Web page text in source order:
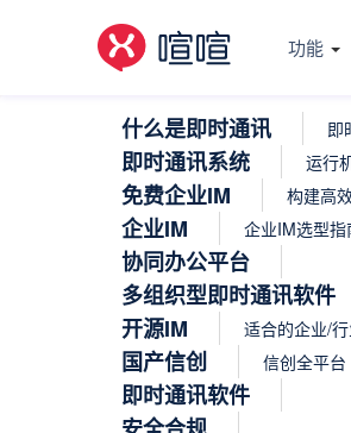
功能
什么是即时通讯 即
即时通讯系统 运行
免费企业IM 构建高
企业IM 企业IM选型指
协同办公平台
多组织型即时通讯软件
开源IM 适合的企业/
国产信创 信创全平台
即时通讯软件